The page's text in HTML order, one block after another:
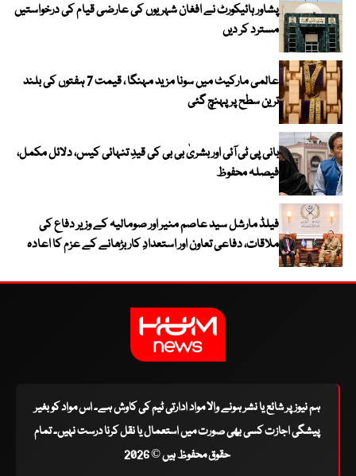
پشاور ہائیکورٹ نے افغان شہریوں کی عارضی قیام کی درخواستیں
مسترد کر دیں
عالمی مارکیٹ میں سونا مزید مہنگا ، قیمت 7 ہفتوں کی بلند
ترین سطح پر پہنچ گئی
بانی پی ٹی آئی اور بشریٰ بی بی کی قیدِ تنہائی کیس، دلائل مکمل،
فیصلہ محفوظ
فیلڈ مارشل سید عاصم منیر اور صومالیہ کے وزیر دفاع کی
ملاقات، دفاعی تعاون اور استعدادِ کار بڑھانے کے عزم کا اعادہ
ہم نیوز پر شائع یا نشر ہونے والا مواد ادارتی ٹیم کی کاوش ہے۔ اس مواد کو بغیر
پیشگی اجازت کسی بھی صورت میں استعمال یا نقل کرنا درست نہیں۔ تمام
حقوق محفوظ ہیں © 2026